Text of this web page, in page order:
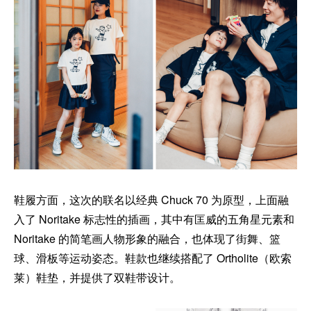
鞋履方面，这次的联名以经典 Chuck 70 为原型，上面融
入了 Noritake 标志性的插画，其中有匡威的五角星元素和
Noritake 的简笔画人物形象的融合，也体现了街舞、篮
球、滑板等运动姿态。鞋款也继续搭配了 Ortholite（欧索
莱）鞋垫，并提供了双鞋带设计。